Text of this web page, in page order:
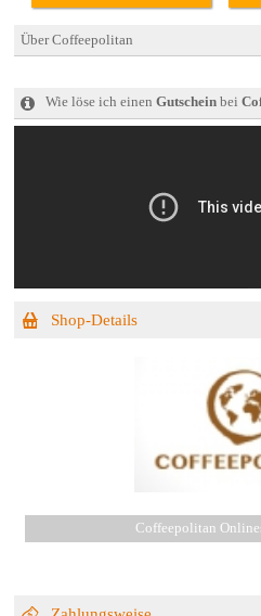
Über Coffeepolitan
Wie löse ich einen Gutscheinbei
Shop-Details
Coffeepolitan